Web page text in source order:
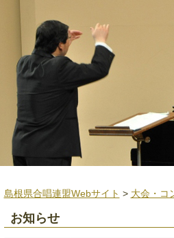
島根県合唱連盟Webサイト > 大会・コ
お知らせ